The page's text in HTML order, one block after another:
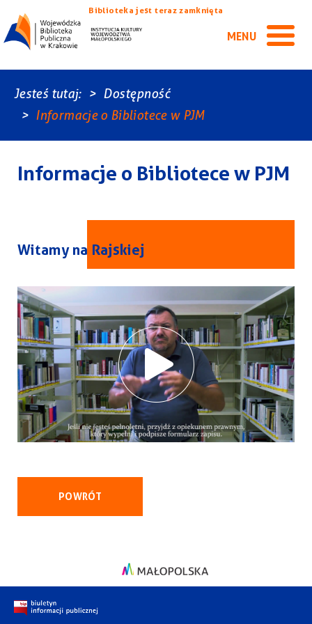
Biblioteka jest teraz zamknięta
MENU
Jesteś tutaj:
Dostępność
Informacje o Bibliotece w PJM
Informacje o Bibliotece w PJM
Witamy na Rajskiej
POWRÓT